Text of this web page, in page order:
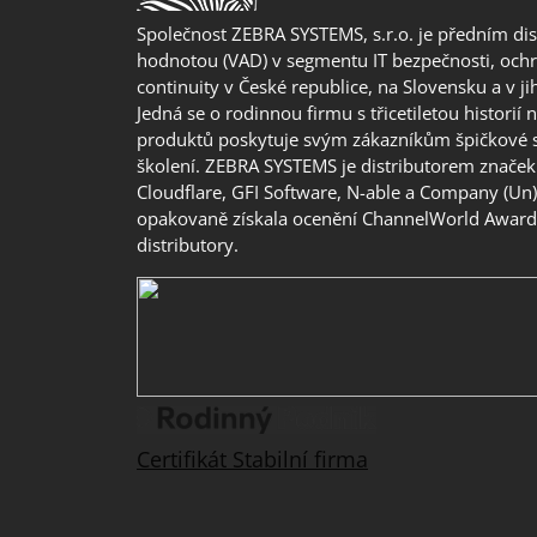
Společnost ZEBRA SYSTEMS, s.r.o. je předním
hodnotou (VAD) v segmentu IT bezpečnosti,
continuity v České republice, na Slovensku a v
Jedná se o rodinnou firmu s třicetiletou historií
produktů poskytuje svým zákazníkům špičkové
školení. ZEBRA SYSTEMS je distributorem
Cloudflare, GFI Software, N-able a Company
opakovaně získala ocenění ChannelWorld
distributory.
Certifikát Stabilní firma